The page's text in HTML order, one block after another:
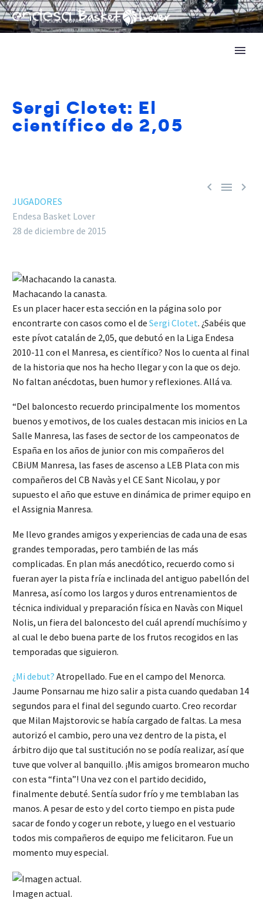
Sergi Clotet: El
científico de 2,05
  
JUGADORES
Endesa Basket Lover
28 de diciembre de 2015
Machacando la canasta.
Es un placer hacer esta sección en la página solo por
encontrarte con casos como el de Sergi Clotet. ¿Sabéis que
este pívot catalán de 2,05, que debutó en la Liga Endesa
2010-11 con el Manresa, es científico? Nos lo cuenta al final
de la historia que nos ha hecho llegar y con la que os dejo.
No faltan anécdotas, buen humor y reflexiones. Allá va.
“Del baloncesto recuerdo principalmente los momentos
buenos y emotivos, de los cuales destacan mis inicios en La
Salle Manresa, las fases de sector de los campeonatos de
España en los años de junior con mis compañeros del
CBiUM Manresa, las fases de ascenso a LEB Plata con mis
compañeros del CB Navàs y el CE Sant Nicolau, y por
supuesto el año que estuve en dinámica de primer equipo en
el Assignia Manresa.
Me llevo grandes amigos y experiencias de cada una de esas
grandes temporadas, pero también de las más
complicadas. En plan más anecdótico, recuerdo como si
fueran ayer la pista fría e inclinada del antiguo pabellón del
Manresa, así como los largos y duros entrenamientos de
técnica individual y preparación física en Navàs con Miquel
Nolis, un fiera del baloncesto del cuál aprendí muchísimo y
al cual le debo buena parte de los frutos recogidos en las
temporadas que siguieron.
¿Mi debut? Atropellado. Fue en el campo del Menorca.
Jaume Ponsarnau me hizo salir a pista cuando quedaban 14
segundos para el final del segundo cuarto. Creo recordar
que Milan Majstorovic se había cargado de faltas. La mesa
autorizó el cambio, pero una vez dentro de la pista, el
árbitro dijo que tal sustitución no se podía realizar, así que
tuve que volver al banquillo. ¡Mis amigos bromearon mucho
con esta “finta”! Una vez con el partido decidido,
finalmente debuté. Sentía sudor frío y me temblaban las
manos. A pesar de esto y del corto tiempo en pista pude
sacar de fondo y coger un rebote, y luego en el vestuario
todos mis compañeros de equipo me felicitaron. Fue un
momento muy especial.
Imagen actual.